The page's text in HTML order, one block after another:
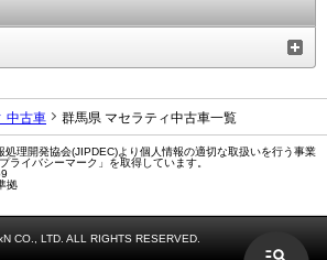
中古車 群馬県 マセラティ中古車一覧
処理開発協会(JIPDEC)より個人情報の適切な取扱いを行う事業
ライバシーマーク」を取得しています。
拠
CO., LTD. ALL RIGHTS RESERVED.